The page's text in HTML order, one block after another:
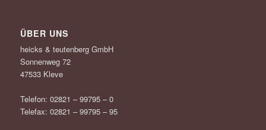
ÜBER UNS
heicks & teutenberg GmbH
Sonnenweg 72
47533 Kleve
Telefon: 02821 – 99795 – 0
Telefax: 02821 – 99795 – 95